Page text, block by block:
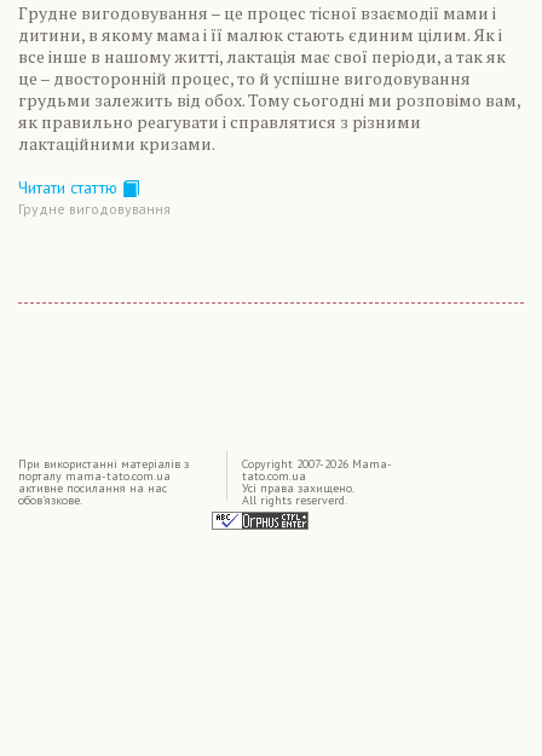
Грудне вигодовування – це процес тісної взаємодії мами і
дитини, в якому мама і її малюк стають єдиним цілим. Як і
все інше в нашому житті, лактація має свої періоди, а так як
це – двосторонній процес, то й успішне вигодовування
грудьми залежить від обох. Тому сьогодні ми розповімо вам,
як правильно реагувати і справлятися з різними
лактаційними кризами.
Читати статтю
Грудне вигодовування
При використаннi матерiалiв з
порталу mama-tato.com.ua
активне посилання на нас
обов'язкове.
Copyright 2007-2026 Mama-
tato.com.ua
Усі права захищено.
All rights reserverd.